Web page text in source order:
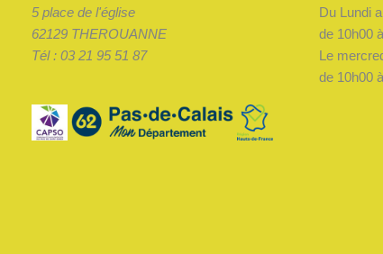
5 place de l'église
62129 THEROUANNE
Tél : 03 21 95 51 87
Du Lundi
de 10h00
Le
de 10h00